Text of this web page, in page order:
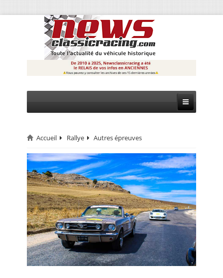
CIRCUIT
RALLYE
MONTAGNE
EVÈNEMENTS
CALENDRIER
FOCUS
Accueil Rallye Autres épreuves